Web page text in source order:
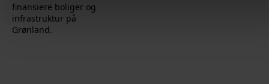
finansiere boliger og
infrastruktur på
Grønland.